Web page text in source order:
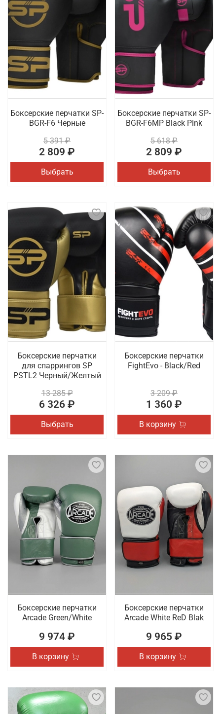
Боксерские перчатки SP-
BGR-F6 Черные
5 391 ₽
2 809 ₽
Выбрать
Боксерские перчатки SP-
BGR-F6MP Black Pink
5 618 ₽
2 809 ₽
Выбрать
Боксерские перчатки
для спаррингов SP
PSTL2 Черный/Желтый
13 285 ₽
6 326 ₽
Выбрать
Боксерские перчатки
FightEvo - Black/Red
3 209 ₽
1 360 ₽
В корзину
Боксерские перчатки
Arcade Green/White
9 974 ₽
В корзину
Боксерские перчатки
Arcade White ReD Blak
9 965 ₽
В корзину